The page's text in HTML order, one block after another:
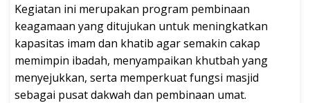
Kegiatan ini merupakan program pembinaan
keagamaan yang ditujukan untuk meningkatkan
kapasitas imam dan khatib agar semakin cakap
memimpin ibadah, menyampaikan khutbah yang
menyejukkan, serta memperkuat fungsi masjid
sebagai pusat dakwah dan pembinaan umat.